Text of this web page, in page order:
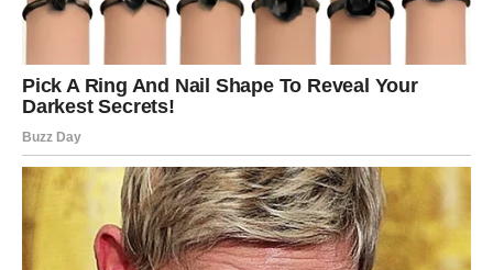
Budite ponosni na svoj put.
VODOLIJA
Finansijska prognoza